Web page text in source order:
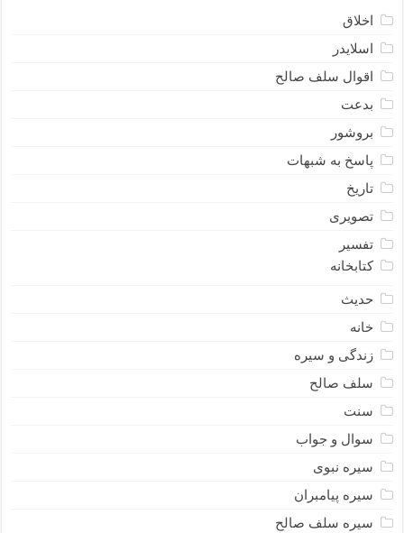
اخلاق
اسلایدر
اقوال سلف صالح
بدعت
بروشور
پاسخ به شبهات
تاریخ
تصویری
تفسیر
کتابخانه
حدیث
خانه
زندگی و سیره
سلف صالح
سنت
سوال و جواب
سیره نبوى
سیره پیامبران
سیره سلف صالح